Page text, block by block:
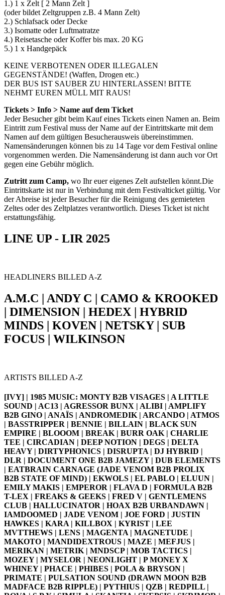
1.) 1 x Zelt [ 2 Mann Zelt ]
(oder bildet Zeltgruppen z.B. 4 Mann Zelt)
2.) Schlafsack oder Decke
3.) Isomatte oder Luftmatratze
4.) Reisetasche oder Koffer bis max. 20 KG
5.) 1 x Handgepäck
KEINE VERBOTENEN ODER ILLEGALEN
GEGENSTÄNDE! (Waffen, Drogen etc.)
DER BUS IST SAUBER ZU HINTERLASSEN! BITTE
NEHMT EUREN MÜLL MIT RAUS!
Tickets > Info > Name auf dem Ticket
Jeder Besucher gibt beim Kauf eines Tickets einen Namen an. Beim
Eintritt zum Festival muss der Name auf der Eintrittskarte mit dem
Namen auf dem gültigen Besucherausweis übereinstimmen.
Namensänderungen können bis zu 14 Tage vor dem Festival online
vorgenommen werden. Die Namensänderung ist dann auch vor Ort
gegen eine Gebühr möglich.
Zutritt zum Camp, wo Ihr euer eigenes Zelt aufstellen könnt.Die
Eintrittskarte ist nur in Verbindung mit dem Festivalticket gültig. Vor
der Abreise ist jeder Besucher für die Reinigung des gemieteten
Zeltes oder des Zeltplatzes verantwortlich. Dieses Ticket ist nicht
erstattungsfähig.
LINE UP - LIR 2025
HEADLINERS BILLED A-Z
A.M.C | ANDY C | CAMO & KROOKED
| DIMENSION | HEDEX | HYBRID
MINDS | KOVEN | NETSKY | SUB
FOCUS | WILKINSON
ARTISTS BILLED A-Z
[IVY] | 1985 MUSIC: MONTY B2B VISAGES | A LITTLE
SOUND | AC13 | AGRESSOR BUNX | ALIBI | AMPLIFY
B2B GINO | ANAÏS | ANDROMEDIK | ARCANDO | ATMOS
| BASSTRIPPER | BENNIE | BILLAIN | BLACK SUN
EMPIRE | BLOOOM | BREAK | BURR OAK | CHARLIE
TEE | CIRCADIAN | DEEP NOTION | DEGS | DELTA
HEAVY | DIRTYPHONICS | DISRUPTA | DJ HYBRID |
DLR | DOCUMENT ONE B2B JAMEZY | DUB ELEMENTS
| EATBRAIN CARNAGE (JADE VENOM B2B PROLIX
B2B STATE OF MIND) | EKWOLS | EL PABLO | ELUUN |
EMILY MAKIS | EMPEROR | FLAVA D | FORMULA B2B
T-LEX | FREAKS & GEEKS | FRED V | GENTLEMENS
CLUB | HALLUCINATOR | HOAX B2B URBANDAWN |
IAMDOOMED | JADE VENOM | JOE FORD | JUSTIN
HAWKES | KARA | KILLBOX | KYRIST | LEE
MVTTHEWS | LENS | MAGENTA | MAGNETUDE |
MAKOTO | MANDIDEXTROUS | MAZE | MEFJUS |
MERIKAN | METRIK | MNDSCP | MOB TACTICS |
MOZEY | MYSELOR | NEONLIGHT | P MONEY X
WHINEY | PHACE | PHIBES | POLA & BRYSON |
PRIMATE | PULSATION SOUND (DRAWN MOON B2B
MADFACE B2B RIPPLE) | PYTHIUS | QZB | REDPILL |